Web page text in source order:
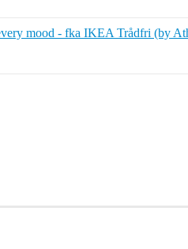
mood - fka IKEA Trådfri (by